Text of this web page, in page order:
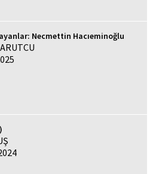
Necmettin Hacıeminoğlu